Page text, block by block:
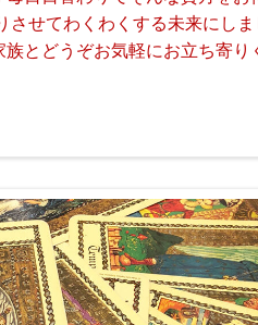
させてわくわくする未来にし
とどうぞお気軽にお立ち寄り